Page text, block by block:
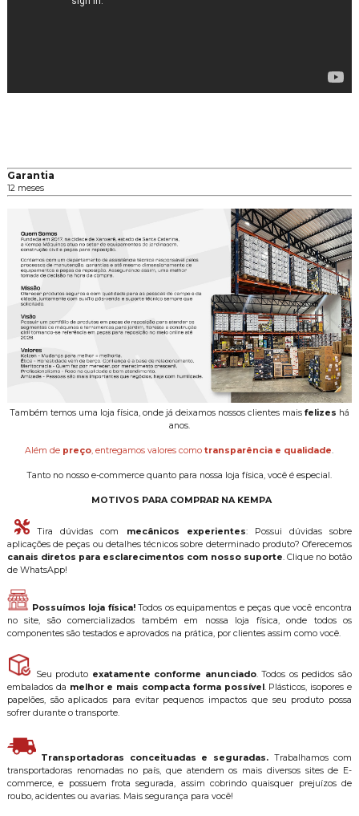
Garantia
12 meses
Também temos uma loja física, onde já deixamos nossos clientes mais felizes há
anos.
Além de preço, entregamos valores comotransparência e qualidade.
Tanto no nosso e-commerce quanto para nossa loja física, você é especial.
MOTIVOS PARA COMPRAR NA KEMPA
Tira dúvidas com mecânicos experientes: Possui dúvidas sobre
aplicações de peças ou detalhes técnicos sobre determinado produto? Oferecemos
canais diretos para esclarecimentos com nosso suporte. Clique no botão
de WhatsApp!
Possuímos loja física!Todos os equipamentos e peças que você encontra
no site, são comercializados também em nossa loja física, onde todos os
componentes são testados e aprovados na prática, por clientes assim como você.
Seu produto exatamente conforme anunciado. Todos os pedidos são
embalados da melhor e mais compacta forma possível. Plásticos, isopores e
papelões, são aplicados para evitar pequenos impactos que seu produto possa
sofrer durante o transporte.
Transportadoras conceituadas e seguradas. Trabalhamos com
transportadoras renomadas no país, que atendem os mais diversos sites de E-
commerce, e possuem frota segurada, assim cobrindo quaisquer prejuízos de
roubo, acidentes ou avarias. Mais segurança para você!